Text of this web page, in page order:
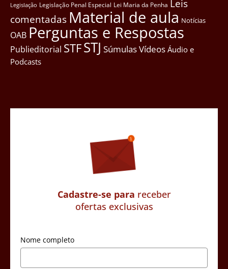
Legislação Legislação Penal Especial Lei Maria da Penha Leis
comentadas Material de aula Notícias
OAB Perguntas e Respostas
Publieditorial STFSTJ SúmulasVídeos Áudio e
Podcasts
Cadastre-se para receber
ofertas exclusivas
Nome completo